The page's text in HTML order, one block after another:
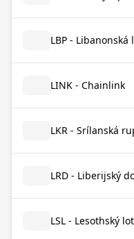
LBP - Libanonská
LINK - Chainlink
LKR - Srílanská
LRD - Liberijský
LSL - Lesothský